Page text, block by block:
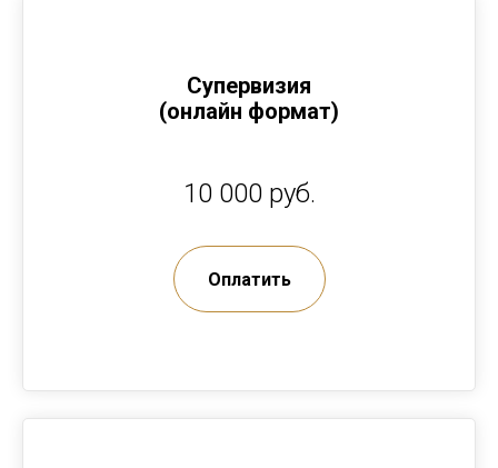
Супервизия
(онлайн формат)
10 000 руб.
Оплатить